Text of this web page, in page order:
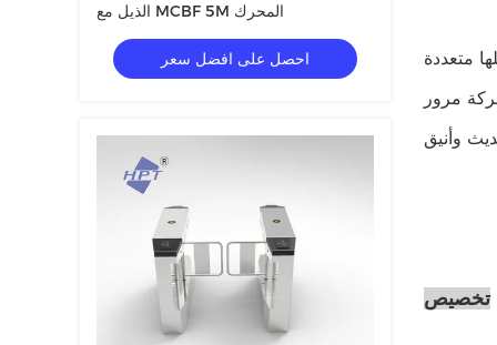
الذيل مع MCBF 5M المحرك
احصل على افضل سعر
متعددة
مرور
تخصيص